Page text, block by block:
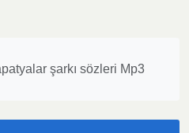
şarkı sözleri Mp3